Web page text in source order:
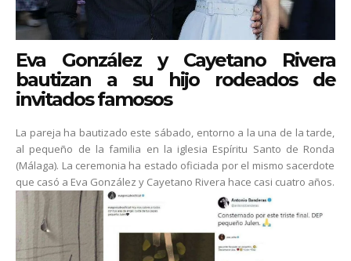
Eva González y Cayetano Rivera
bautizan a su hijo rodeados de
invitados famosos
La pareja ha bautizado este sábado, entorno a la una de la tarde,
al pequeño de la familia en la iglesia Espíritu Santo de Ronda
(Málaga). La ceremonia ha estado oficiada por el mismo sacerdote
que casó a Eva González y Cayetano Rivera hace casi cuatro años.